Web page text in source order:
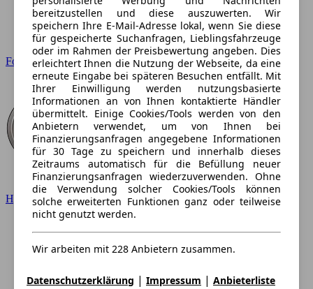
Ford
Hyundai
bereitzustellen und diese auszuwerten. Wir
speichern Ihre E-Mail-Adresse lokal, wenn Sie diese
für gespeicherte Suchanfragen, Lieblingsfahrzeuge
oder im Rahmen der Preisbewertung angeben. Dies
erleichtert Ihnen die Nutzung der Webseite, da eine
erneute Eingabe bei späteren Besuchen entfällt. Mit
Ihrer Einwilligung werden nutzungsbasierte
Informationen an von Ihnen kontaktierte Händler
übermittelt. Einige Cookies/Tools werden von den
Anbietern verwendet, um von Ihnen bei
Finanzierungsanfragen angegebene Informationen
für 30 Tage zu speichern und innerhalb dieses
Zeitraums automatisch für die Befüllung neuer
Finanzierungsanfragen wiederzuverwenden. Ohne
die Verwendung solcher Cookies/Tools können
solche erweiterten Funktionen ganz oder teilweise
nicht genutzt werden.
Wir arbeiten mit 228 Anbietern zusammen.
Datenschutzerklärung | Impressum | Anbieterliste